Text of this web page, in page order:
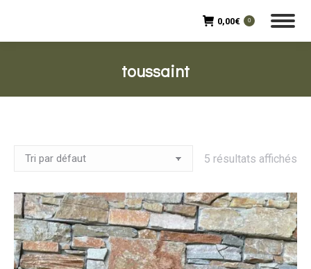
0,00€ 0
toussaint
5 résultats affichés